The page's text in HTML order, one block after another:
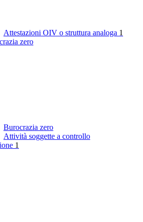
Attestazioni OIV o struttura analoga 1
zero
Burocrazia zero
Attività soggette a controllo
1